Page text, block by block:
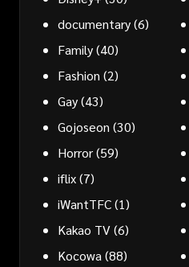
documentary(6)
Family(40)
Fashion (2)
Gay(43)
Gojoseon (30)
Horror(59)
iflix(7)
iWantTFC(1)
Kakao TV(6)
Kocowa(88)